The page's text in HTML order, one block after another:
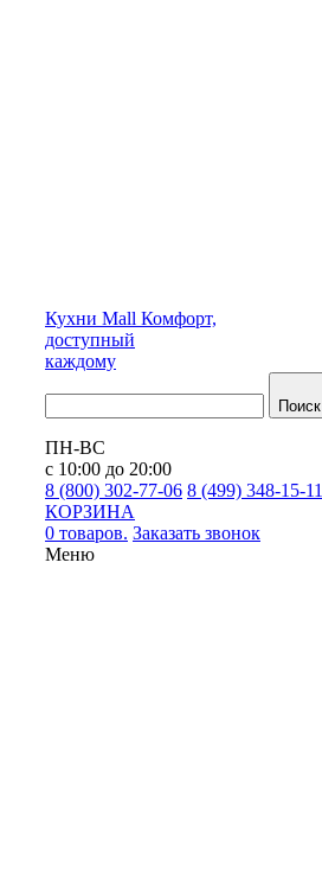
Кухни Mall Комфорт,
доступный
каждому
Поиск
ПН-ВС
с 10:00 до 20:00
8 (800) 302-77-06 8 (499) 348-15-11
КОРЗИНА
0 товаров. Заказать звонок
Меню